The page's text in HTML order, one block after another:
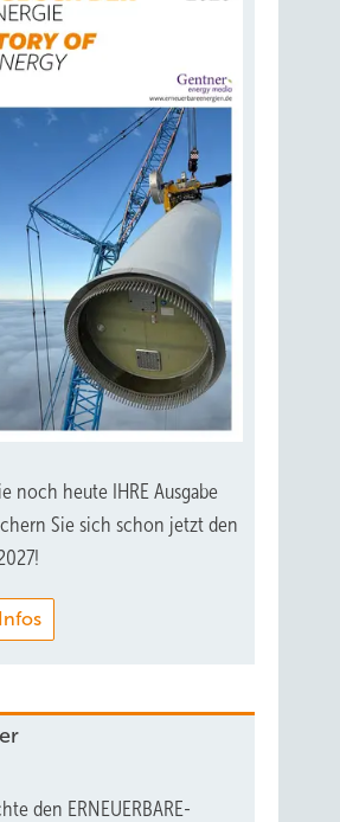
noch heute IHRE Ausgabe
Sie sich schon jetzt den
den ERNEUERBARE-